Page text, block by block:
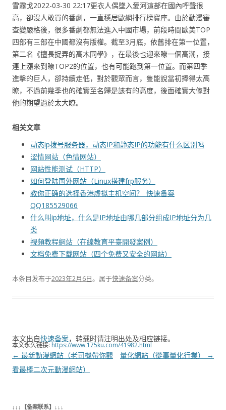
雪霧戈2022-03-30 22:17更衣人偶墜入愛河這部在國內呼聲很
高，卻沒人敢買的番劇，一直穩居歐網排行榜寶座。由於動漫審
查變嚴格後，很多番劇都無法進入中國市場，前段時間歐美TOP
四部有三部在中國都沒有版權。截至3月底，依舊排在第一位置，
第二名《擅長捉弄的高木同學》，在最後也迎來瞭一個高潮，接
連上漲來到瞭TOP2的位置，也有可能跑到第一位置。而第四季
進擊的巨人，卻持續走低，對於觀眾而言，隻能說當初捧得太高
瞭，不過前幾季也的確實至名歸是該有的高度，後面確實大傢對
他的期望過於太大瞭。
相关文章
动态ip拨号服务器，动态IP和静态IP的功能有什么区别吗
涩情网站（色情网站）
网站性能测试（HTTP）
如何登陆国外网站（Linux搭建frp服务）
教你正确的选择香港虚拟主机空间？_快速备案
QQ185529066
什么叫ip地址，什么是IP地址由哪几部分组成IP地址分为几
类
視頻教程網站（在線教育平臺開發案例）
文档免费下载网站（四个免费又安全的网站）
本条目发布于2023年2月6日。属于快速备案分类。
本文出自快速备案，转载时请注明出处及相应链接。
本文永久链接:https://www.175ku.com/41982.html
文
章
← 最新動漫網站（老司機帶你觀
看最棒二次元動漫網站）
量化網站（從事量化行業） →
↓↓↓【备案联系】↓↓↓